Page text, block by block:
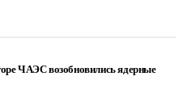
ЧАЭС возобновились ядерные